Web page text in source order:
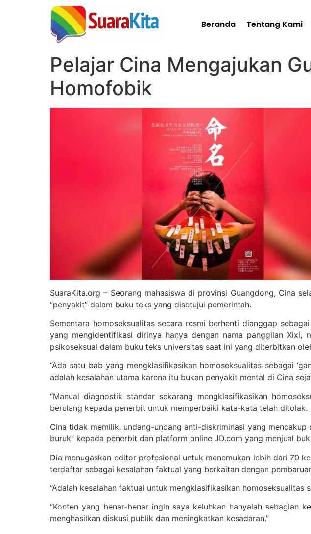
Beranda Tentang Kami
Pelajar Cina Mengajukan
Homofobik
SuaraKita.org – Seorang mahasiswa di provinsi Guangdong, Cina
“penyakit” dalam buku teks yang disetujui pemerintah.
Sementara homoseksualitas secara resmi berhenti dianggap
yang mengidentifikasi dirinya hanya dengan nama panggilan Xixi,
psikoseksual dalam buku teks universitas saat ini yang diterbitkan
“Ada satu bab yang mengklasifikasikan homoseksualitas sebagai
adalah kesalahan utama karena itu bukan penyakit mental di Cina
“Manual diagnostik standar sekarang mengklasifikasikan
berulang kepada penerbit untuk memperbaiki kata-kata telah ditolak.
Cina tidak memiliki undang-undang anti-diskriminasi yang
buruk” kepada penerbit dan platform online JD.com yang menjual
Dia menugaskan editor profesional untuk menemukan lebih dari 70
terdaftar sebagai kesalahan faktual yang berkaitan dengan
“Adalah kesalahan faktual untuk mengklasifikasikan homoseksualitas
“Konten yang benar-benar ingin saya keluhkan hanyalah sebagian
menghasilkan diskusi publik dan meningkatkan kesadaran.”